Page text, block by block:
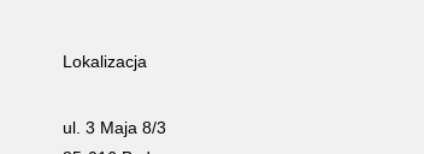
Lokalizacja
ul. 3 Maja 8/3